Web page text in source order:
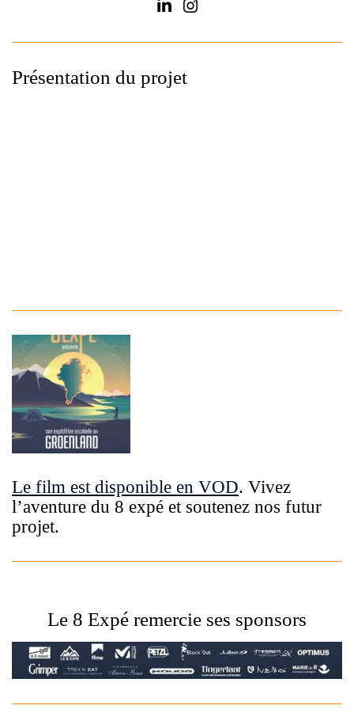
Présentation du projet
Le film est disponible en VOD. Vivez
l’aventure du 8 expé et soutenez nos futur
projet.
Le 8 Expé remercie ses sponsors